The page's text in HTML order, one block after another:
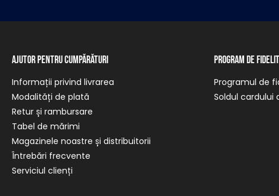
Ajutor pentru cumpărături
Informații privind livrarea
Modalități de plată
Retur și rambursare
Tabel de mărimi
Magazinele noastre și distribuitorii
Întrebări frecvente
Serviciul clienți
Program de
Programul de
Soldul cardului